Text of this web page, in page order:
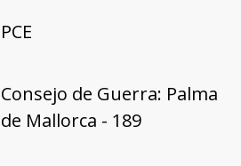
PCE
Consejo de Guerra: Palma
de Mallorca - 189